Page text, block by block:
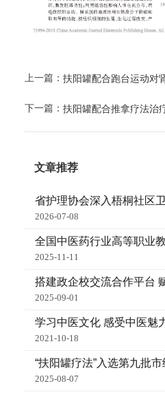
上一篇： 扶阳罐配合跑台运动对
下一篇： 扶阳罐配合推拿疗法治
证）的临床观察
文章推荐
省护理协会深入梧桐社区卫
2026-07-08
全国中医药行业高等职业教
2025-11-11
搭建政企校交流合作平台
2025-09-01
学习中医文化 感受中医魅
2021-10-18
“扶阳罐疗法”入选第九批市
2025-08-07